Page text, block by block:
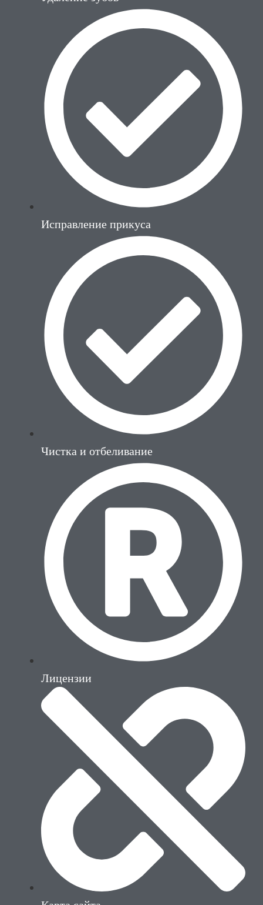
Исправление прикуса
Чистка и отбеливание
Лицензии